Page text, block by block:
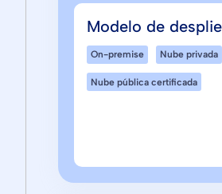
Modelo de
On-premise Nube privada
Nube pública certificada